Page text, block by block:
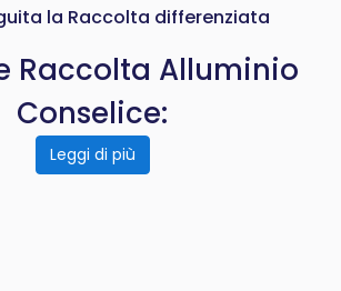
la Raccolta differenziata
Raccolta Alluminio
Conselice:
Leggi di più